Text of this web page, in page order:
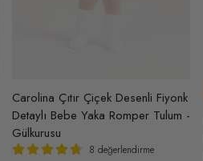
Carolina Çıtır Çiçek Desenli Fiyonk
Detaylı Bebe Yaka Romper Tulum -
Gülkurusu
8 değerlendirme